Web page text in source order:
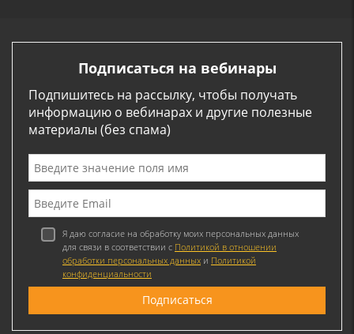
Подписаться на вебинары
Подпишитесь на рассылку, чтобы получать
информацию о вебинарах и другие полезные
материалы (без спама)
Я даю согласие на обработку моих персональных данных
для связи в соответствии с Политикой в отношении
обработки персональных данных и Политикой
конфиденциальности